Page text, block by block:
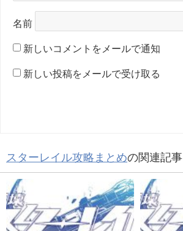
名前
新しいコメントをメールで通知
新しい投稿をメールで受け取る
スターレイル攻略まとめの関連記事